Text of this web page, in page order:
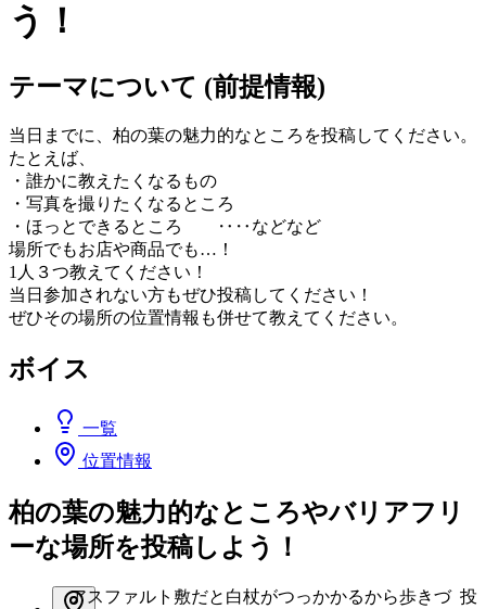
う！
テーマについて (前提情報)
当日までに、柏の葉の魅力的なところを投稿してください。
たとえば、
・誰かに教えたくなるもの
・写真を撮りたくなるところ
・ほっとできるところ ‥‥などなど
場所でもお店や商品でも…！
1人３つ教えてください！
当日参加されない方もぜひ投稿してください！
ぜひその場所の位置情報も併せて教えてください。
ボイス
一覧
位置情報
柏の葉の魅力的なところやバリアフリ
ーな場所を投稿しよう！
アスファルト敷だと白杖がつっかかるから歩きづ 投